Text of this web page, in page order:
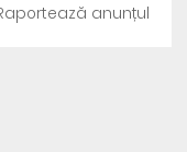
anunțul